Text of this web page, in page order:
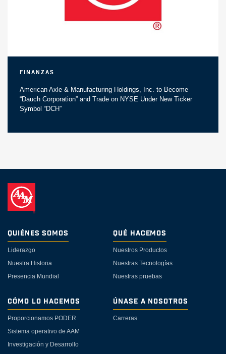
Finanzas
American Axle & Manufacturing Holdings, Inc. to Become
“Dauch Corporation” and Trade on NYSE Under New Ticker
Symbol “DCH”
Quiénes Somos
Liderazgo
Nuestra Historia
Presencia Mundial
Qué Hacemos
Nuestros Productos
Nuestras Tecnologías
Nuestras pruebas
Cómo lo Hacemos
Proporcionamos PODER
Sistema operativo de AAM
Investigación y Desarrollo
Únase a Nosotros
Carreras